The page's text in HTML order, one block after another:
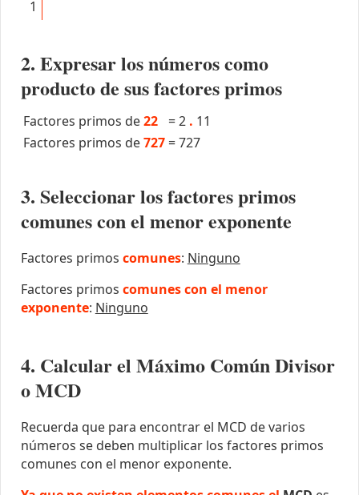
1
2. Expresar los números como
producto de sus factores primos
Factores primos de22 =2 . 11
Factores primos de727 =727
3. Seleccionar los factores primos
comunes con el menor exponente
Factores primos comunes: Ninguno
Factores primos comunes con el menor
exponente: Ninguno
4. Calcular el Máximo Común Divisor
o MCD
Recuerda que para encontrar el MCD de varios
números se deben multiplicar los factores primos
comunes con el menor exponente.